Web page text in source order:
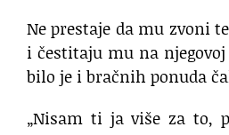
Ne prestaje da mu zvoni
i čestitaju mu na
bilo je i bračnih ponuda
„Nisam ti ja više za to,